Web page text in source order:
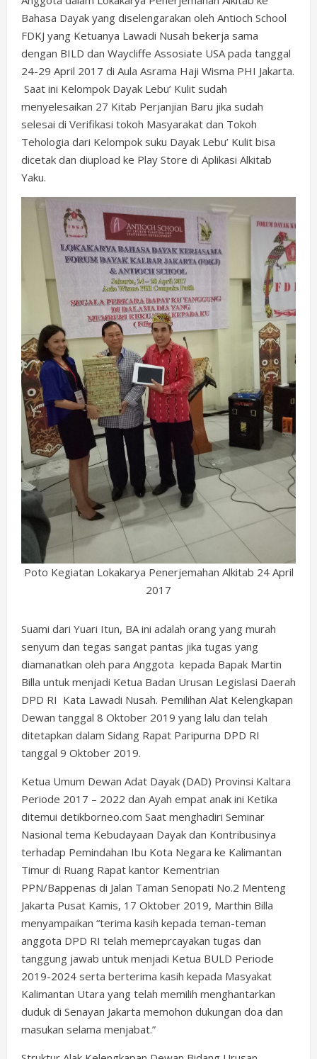
Bahasa Dayak yang diselengarakan oleh Antioch School
FDKJ yang Ketuanya Lawadi Nusah bekerja sama
dengan BILD dan Waycliffe Assosiate USA pada tanggal
24-29 April 2017 di Aula Asrama Haji Wisma PHI Jakarta.
Saat ini Kelompok Dayak Lebu’ Kulit sudah
menyelesaikan 27 Kitab Perjanjian Baru jika sudah
selesai di Verifikasi tokoh Masyarakat dan Tokoh
Tehologia dari Kelompok suku Dayak Lebu’ Kulit bisa
dicetak dan diupload ke Play Store di Aplikasi Alkitab
Yaku.
Poto Kegiatan Lokakarya Penerjemahan Alkitab 24 April
2017
Suami dari Yuari Itun, BA ini adalah orang yang murah
senyum dan tegas sangat pantas jika tugas yang
diamanatkan oleh para Anggota kepada Bapak Martin
Billa untuk menjadi Ketua Badan Urusan Legislasi Daerah
DPD RI Kata Lawadi Nusah. Pemilihan Alat Kelengkapan
Dewan tanggal 8 Oktober 2019 yang lalu dan telah
ditetapkan dalam Sidang Rapat Paripurna DPD RI
tanggal 9 Oktober 2019.
Ketua Umum Dewan Adat Dayak (DAD) Provinsi Kaltara
Periode 2017 – 2022 dan Ayah empat anak ini Ketika
ditemui detikborneo.com Saat menghadiri Seminar
Nasional tema Kebudayaan Dayak dan Kontribusinya
terhadap Pemindahan Ibu Kota Negara ke Kalimantan
Timur di Ruang Rapat kantor Kementrian
PPN/Bappenas di Jalan Taman Senopati No.2 Menteng
Jakarta Pusat Kamis, 17 Oktober 2019, Marthin Billa
menyampaikan “terima kasih kepada teman-teman
anggota DPD RI telah memeprcayakan tugas dan
tanggung jawab untuk menjadi Ketua BULD Periode
2019-2024 serta berterima kasih kepada Masyakat
Kalimantan Utara yang telah memilih menghantarkan
duduk di Senayan Jakarta memohon dukungan doa dan
masukan selama menjabat.”